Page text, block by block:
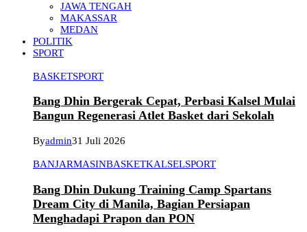
JAWA TENGAH
MAKASSAR
MEDAN
POLITIK
SPORT
BASKETSPORT
Bang Dhin Bergerak Cepat, Perbasi Kalsel Mulai
Bangun Regenerasi Atlet Basket dari Sekolah
Byadmin31 Juli 2026
BANJARMASINBASKETKALSELSPORT
Bang Dhin Dukung Training Camp Spartans
Dream City di Manila, Bagian Persiapan
Menghadapi Prapon dan PON